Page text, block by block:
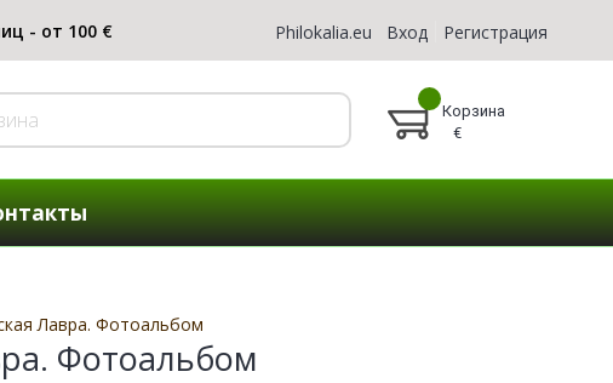
Philokalia.eu Вход Регистрация
Корзина
€
Лавра. Фотоальбом
Фотоальбом